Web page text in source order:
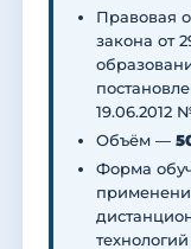
Правовая
закона от
19.06.2012
Объём —
Форма